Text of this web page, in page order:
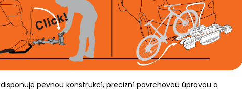
disponuje pevnou konstrukcí, precizní povrchovou úpravou a